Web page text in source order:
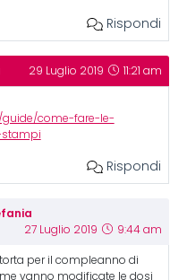
Rispondi
29 Luglio 2019 11:21 am
guide/come-fare-le-
Rispondi
27 Luglio 2019 9:44 am
per il compleanno di
vanno modificate le dosi